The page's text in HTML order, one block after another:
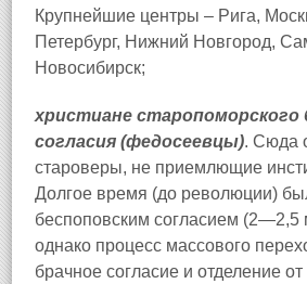
Крупнейшие центры – Рига,
Петербург, Нижний Новгород,
Новосибирск;
христиане старопоморского
согласия (федосеевцы). Сюда
староверы, не приемлющие
Долгое время (до революции)
беспоповским согласием (2—2,5
однако процесс массового
брачное согласие и отделение